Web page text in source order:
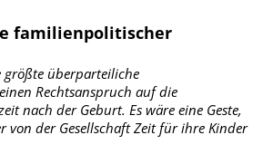
familienpolitischer
größte überparteiliche
Rechtsanspruch auf die
nach der Geburt. Es wäre eine Geste,
von der Gesellschaft Zeit für ihre Kinder